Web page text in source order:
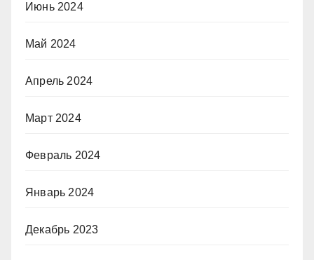
Июнь 2024
Май 2024
Апрель 2024
Март 2024
Февраль 2024
Январь 2024
Декабрь 2023